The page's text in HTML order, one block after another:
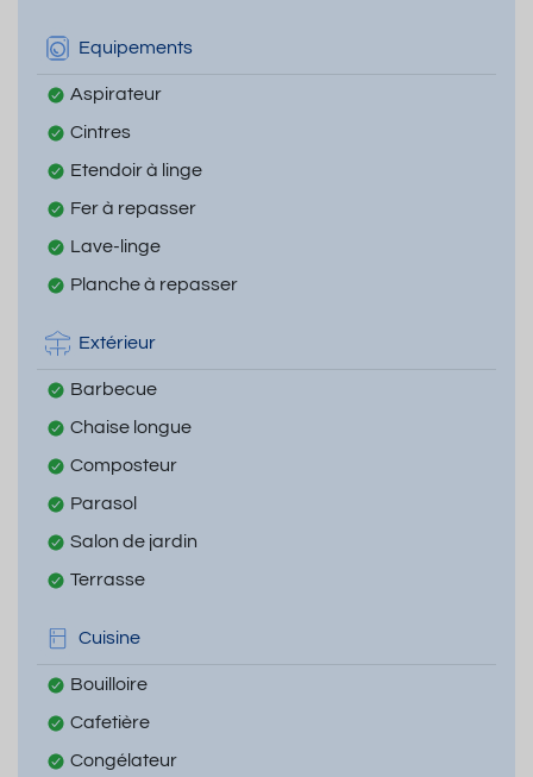
Equipements
Aspirateur
Cintres
Etendoir à linge
Fer à repasser
Lave-linge
Planche à repasser
Extérieur
Barbecue
Chaise longue
Composteur
Parasol
Salon de jardin
Terrasse
Cuisine
Bouilloire
Cafetière
Congélateur